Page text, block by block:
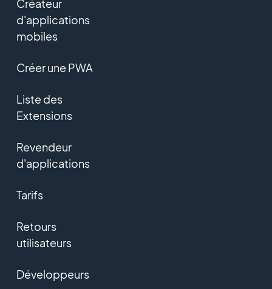
Créateur
d'applications
mobiles
Créer une PWA
Liste des
Extensions
Revendeur
d'applications
Tarifs
Retours
utilisateurs
Développeurs